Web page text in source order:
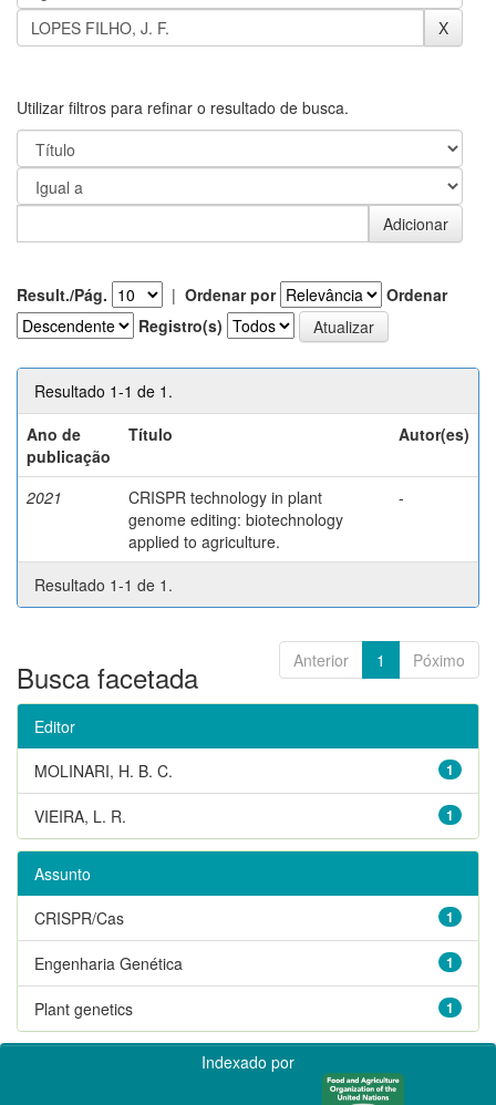
Utilizar filtros para refinar o resultado de busca.
Result./Pág. | Ordenar por
Ordenar
Registro(s)
Resultado 1-1 de 1.
Ano de
publicação
Título Autor(es)
2021
CRISPR technology in plant
genome editing: biotechnology
applied to agriculture.
-
Resultado 1-1 de 1.
Anterior 1 Póximo
Busca facetada
Editor
1
MOLINARI, H. B. C.
1
VIEIRA, L. R.
Assunto
1
CRISPR/Cas
1
Engenharia Genética
1
Plant genetics
Indexado por